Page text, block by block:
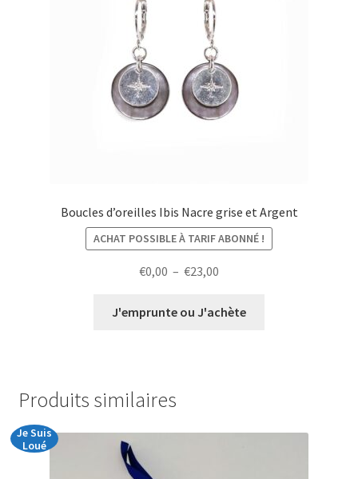
Boucles d’oreilles Ibis Nacre grise et Argent
ACHAT POSSIBLE À TARIF ABONNÉ !
€0,00 – €23,00
prix :
J'emprunte ou J'achète
Produits similaires
Je Suis
Loué